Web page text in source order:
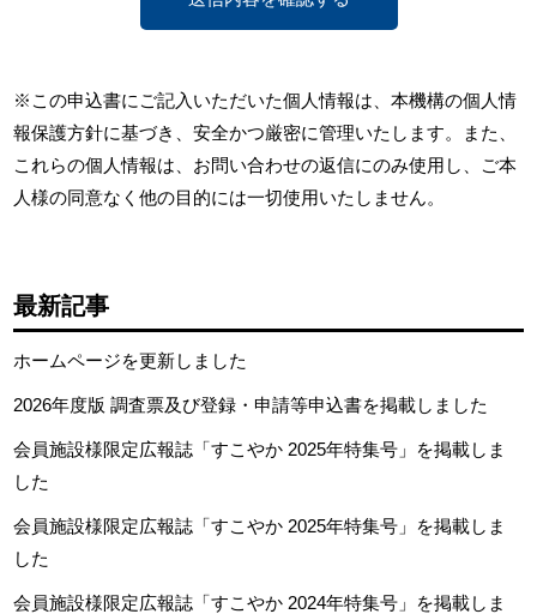
※この申込書にご記入いただいた個人情報は、本機構の個人情
報保護方針に基づき、安全かつ厳密に管理いたします。また、
これらの個人情報は、お問い合わせの返信にのみ使用し、ご本
人様の同意なく他の目的には一切使用いたしません。
最新記事
ホームページを更新しました
2026年度版 調査票及び登録・申請等申込書を掲載しました
会員施設様限定広報誌「すこやか 2025年特集号」を掲載しま
した
会員施設様限定広報誌「すこやか 2025年特集号」を掲載しま
した
会員施設様限定広報誌「すこやか 2024年特集号」を掲載しま